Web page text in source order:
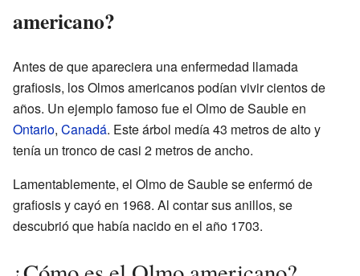
americano?
Antes de que apareciera una enfermedad llamada
grafiosis, los Olmos americanos podían vivir cientos de
años. Un ejemplo famoso fue el Olmo de Sauble en
Ontario, Canadá. Este árbol medía 43 metros de alto y
tenía un tronco de casi 2 metros de ancho.
Lamentablemente, el Olmo de Sauble se enfermó de
grafiosis y cayó en 1968. Al contar sus anillos, se
descubrió que había nacido en el año 1703.